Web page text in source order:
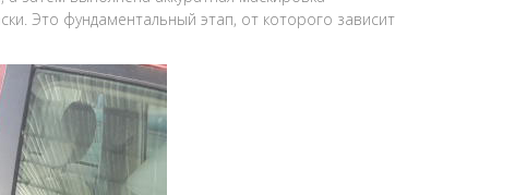
Это фундаментальный этап, от которого зависит